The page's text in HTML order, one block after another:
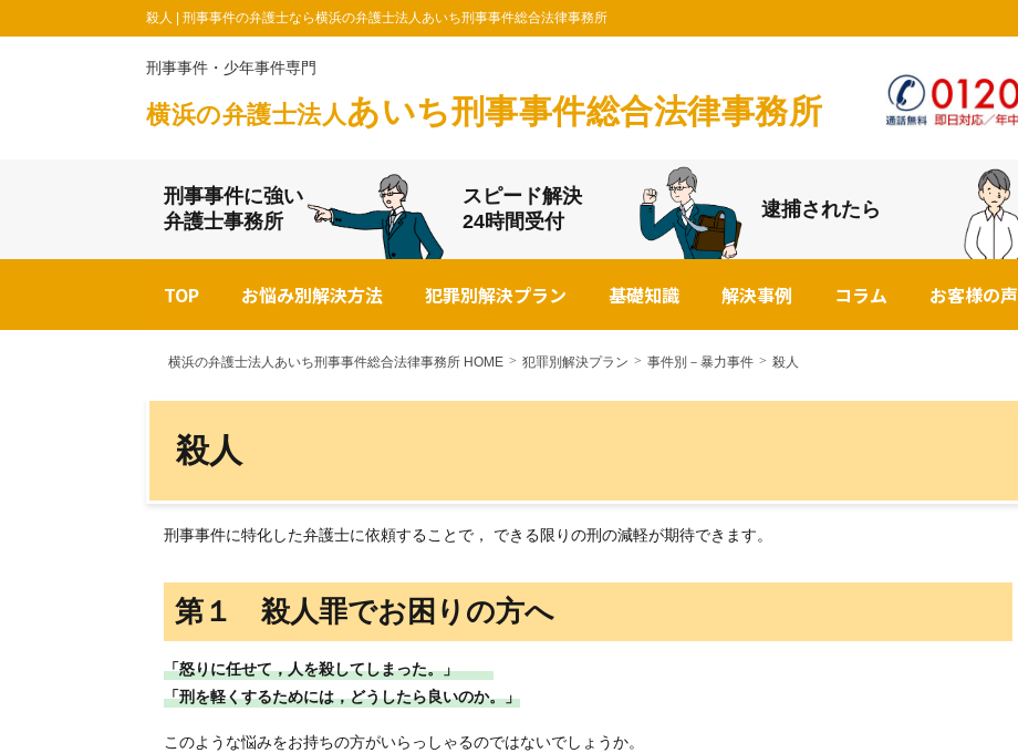
殺人 | 刑事事件の弁護士なら横浜の弁護士法人あいち刑事事件総合法律事務所
刑事事件・少年事件専門
横浜の弁護士法人あいち刑事事件総合法律事務所
刑事事件に強い
弁護士事務所
スピード解決
24時間受付
逮捕されたら
TOP お悩み別解決方法 犯罪別解決プラン 基礎知識 解決事例 コラム お客様の声
横浜の弁護士法人あいち刑事事件総合法律事務所 HOME 犯罪別解決プラン 事件別－暴力事件 殺人
殺人
刑事事件に特化した弁護士に依頼することで， できる限りの刑の減軽が期待できます。
第１ 殺人罪でお困りの方へ
「怒りに任せて，人を殺してしまった。」
「刑を軽くするためには，どうしたら良いのか。」
このような悩みをお持ちの方がいらっしゃるのではないでしょうか。